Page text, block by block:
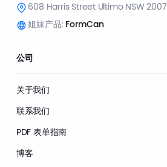
608 Harris Street Ultimo NSW 2007
姐妹产品: FormCan
公司
关于我们
联系我们
PDF 表单指南
博客